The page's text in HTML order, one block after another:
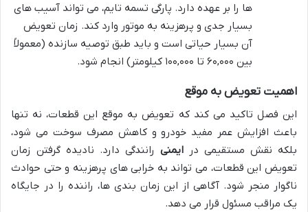
ها را بر عهده دارد. پارگی تسمه تایم، می تواند آسیب های
بسیار جدی و پرهزینه به موتور وارد کند. زمان تعویض
آن بسیار حیاتی است و باید طبق توصیه سازنده (معمولاً
بین ۶۰,۰۰۰ تا ۱۰۰,۰۰۰ کیلومتر) انجام شود.
اهمیت تعویض به موقع
این فصل تاکید می کند که تعویض به موقع این قطعات، نه تنها
باعث افزایش عمر مفید خودرو و کاهش مصرف سوخت می شود،
بلکه نقش مستقیمی در ایمنی رانندگی دارد. نادیده گرفتن زمان
تعویض این قطعات، می تواند به خرابی های پرهزینه و حتی حوادث
ناگوار منجر شود. آگاهی از این زمان بندی ها، راننده را در جایگاه
یک مراقب مسئول قرار می دهد.